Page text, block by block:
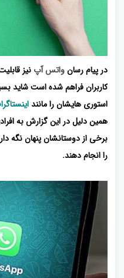
در پیام رسانواتس آپ نیز
کاربران فراهم شده است شاید
استوری هایشان را مانند
همین دلیل در این گزارش به
برخی از دوستانشان پنهان نگه
را انجام دهند.